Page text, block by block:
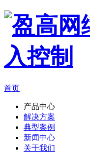
首页
产品中心
解决方案
典型案例
新闻中心
关于我们